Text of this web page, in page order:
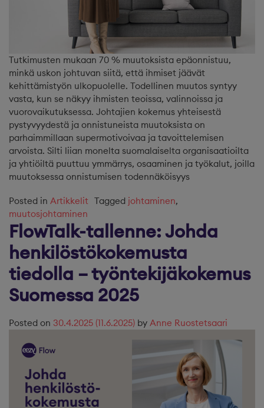
Tutkimusten mukaan 70 % muutoksista epäonnistuu,
minkä uskon johtuvan siitä, että ihmiset jäävät
kehittämistyön ulkopuolelle. Todellinen muutos syntyy
vasta, kun se näkyy ihmisten teoissa, valinnoissa ja
vuorovaikutuksessa. Johtajien kokemus yhteisestä
pystyvyydestä ja onnistuneista muutoksista on
parhaimmillaan supermotivoivaa ja tavoittelemisen
arvoista. Silti liian monelta suomalaiselta organisaatioilta
ja yhtiöiltä puuttuu ymmärrys, osaaminen ja työkalut, joilla
muutoksessa onnistumisen todennäköisyys
Posted in Artikkelit Tagged johtaminen,
muutosjohtaminen
FlowTalk-tallenne: Johda
henkilöstökokemusta
tiedolla – työntekijäkokemus
Suomessa 2025
Posted on 30.4.2025 (11.6.2025) by Anne Ruostetsaari